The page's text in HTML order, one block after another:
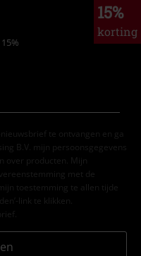
15%
korting
te ontvangen en ga
B.V. mijn persoonsgegevens
over producten. Mijn
met de
mijn toestemming te allen tijde
link te klikken.